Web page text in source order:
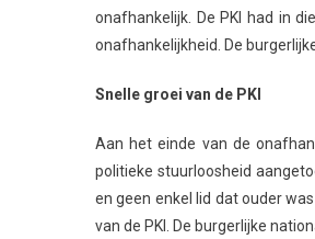
onafhankelijk. De PKI had in
onafhankelijkheid. De
Snelle groei van de PKI
Aan het einde van de
politieke stuurloosheid
en geen enkel lid dat ouder
van de PKI. De burgerlijke